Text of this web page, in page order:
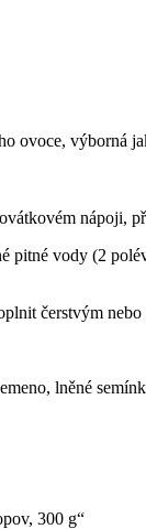
ovoce, výborná
nápoji,
pitné vody (2
čerstvým
lněné
300 g“